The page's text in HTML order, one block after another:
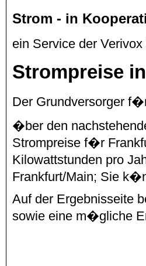
Strom - in
ein Service der Verivox
Strompreise
Der Grundversorger
�ber den
Strompreise f�r
Kilowattstunden pro
Frankfurt/Main; Sie
Auf der Ergebnisseite
sowie eine m�gliche